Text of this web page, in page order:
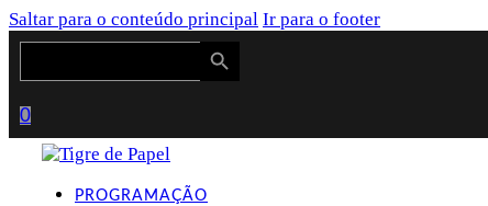
Saltar para o conteúdo principal Ir para o footer
Search
Search Button
0
PROGRAMAÇÃO